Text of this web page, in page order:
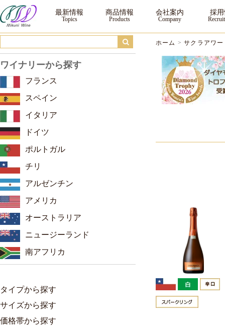
サクラアワード2026 ダイヤモンドトロフィー ｜三国ワイン
最新情報 商品情報 会社案内 採
ホーム >サクラアワー
ワイナリーから探す
フランス
スペイン
イタリア
ドイツ
ポルトガル
チリ
アルゼンチン
アメリカ
オーストラリア
ニュージーランド
南アフリカ
タイプから探す
サイズから探す
価格帯から探す